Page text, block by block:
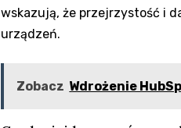
wskazują, że przejrzystość i
urządzeń.
Zobacz Wdrożenie